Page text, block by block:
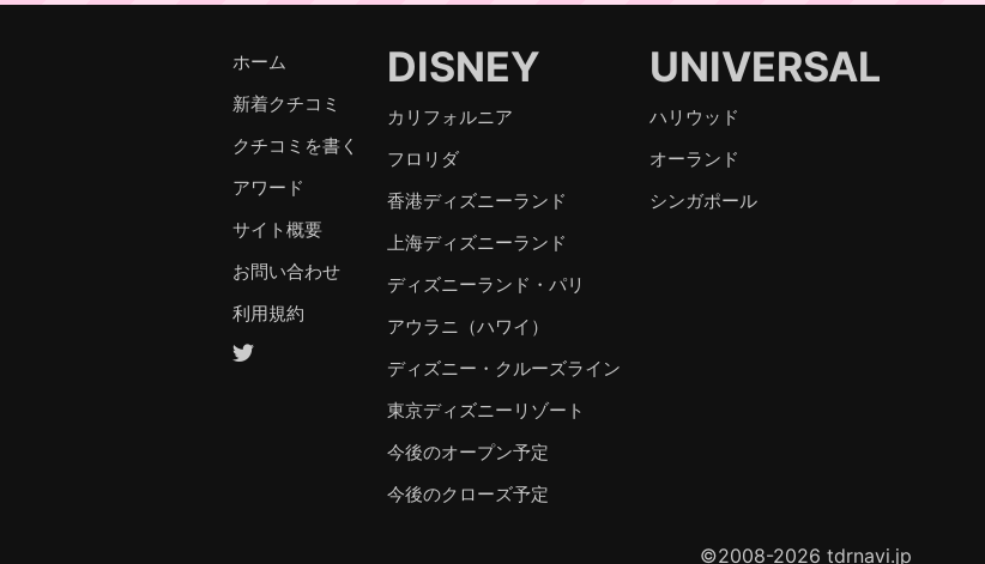
ホーム
新着クチコミ
クチコミを書く
アワード
サイト概要
お問い合わせ
利用規約
DISNEY
カリフォルニア
フロリダ
香港ディズニーランド
上海ディズニーランド
ディズニーランド・パリ
アウラニ（ハワイ）
ディズニー・クルーズライン
東京ディズニーリゾート
今後のオープン予定
今後のクローズ予定
UNIVERSAL
ハリウッド
オーランド
シンガポール
©2008-2026 tdrnavi.jp